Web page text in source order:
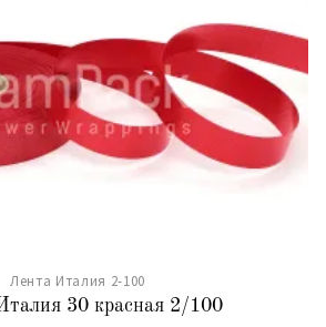
Лента Италия 2-100
30 красная 2/100